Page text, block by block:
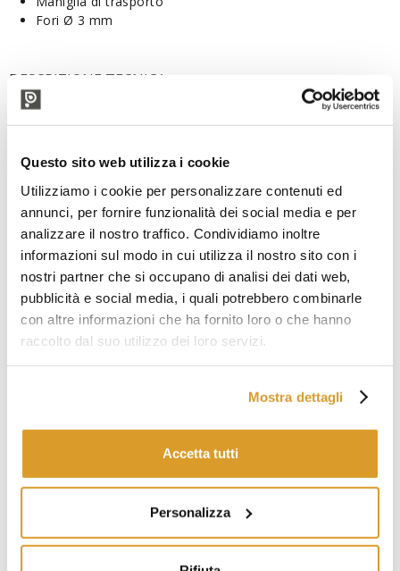
Questo sito web utilizza i cookie
Utilizziamo i cookie per personalizzare contenuti ed
annunci, per fornire funzionalità dei social media e per
analizzare il nostro traffico. Condividiamo inoltre
informazioni sul modo in cui utilizza il nostro sito con i
nostri partner che si occupano di analisi dei dati web,
pubblicità e social media, i quali potrebbero combinarle
con altre informazioni che ha fornito loro o che hanno
raccolto dal suo utilizzo dei loro servizi.
Mostra dettagli
Accetta tutti
Personalizza
Fori Ø 3 mm
DESCRIZIONE TECNICA
PRODOTTI CORRELATI